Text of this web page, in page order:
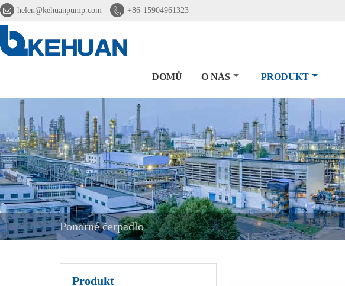
 helen@kehuanpump.com  +86-15904961323
DOMŮ O NÁS PRODUKT
Ponorné čerpadlo
Produkt